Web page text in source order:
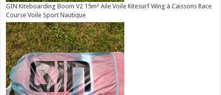
GIN Kiteboarding Boom V2 15m² Aile Voile Kitesurf Wing à Caissons Race
Course Voile Sport Nautique